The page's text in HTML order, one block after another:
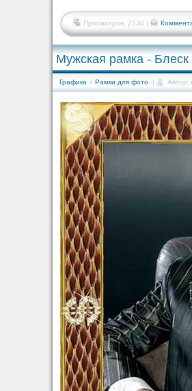
Просмотров: 2530 |
Мужская рамка -
Графика » Рамки для фото | Автор: